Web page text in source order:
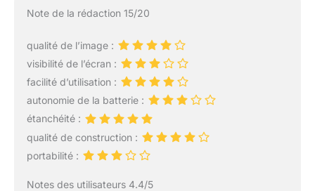
Note de la rédaction 15/20
qualité de l’image :
visibilité de l’écran :
facilité d’utilisation :
autonomie de la batterie :
étanchéité :
qualité de construction :
portabilité :
Notes des utilisateurs 4.4/5